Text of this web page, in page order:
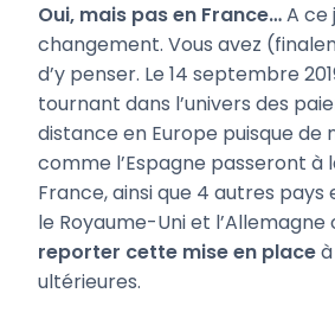
Oui, mais pas en France…A ce
changement. Vous avez
d’y penser. Le 14 septembre
tournant dans l’univers des
distance en Europe puisque de
comme l’Espagne passeront à
France, ainsi que 4 autres
le Royaume-Uni et l’Allemagne
reporter cette mise en place
ultérieures.